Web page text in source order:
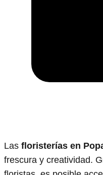
Las floristerías en
frescura y creatividad.